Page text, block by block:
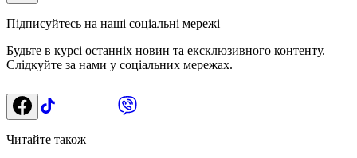
Підписуйтесь на наші соціальні мережі
Будьте в курсі останніх новин та ексклюзивного контенту.
Слідкуйте за нами у соціальних мережах.
Читайте також